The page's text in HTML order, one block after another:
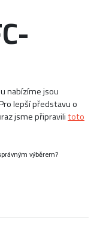
nabízíme jsou
lepší představu o
jsme připravilitoto
výběrem?